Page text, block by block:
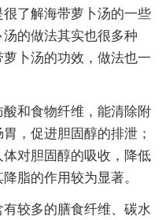
了解海带萝卜汤的一些
的做法其实也很多种
卜汤的功效，做法也一
和食物纤维，能清除附
，促进胆固醇的排泄；
对胆固醇的吸收，降低
脂的作用较为显著。
较多的膳食纤维、碳水